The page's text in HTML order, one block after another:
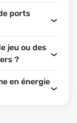
ports
jeu ou des
?
en énergie